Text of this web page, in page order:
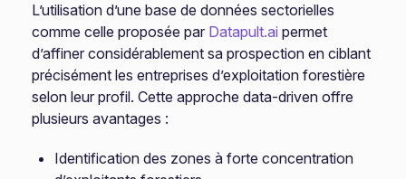
L’utilisation d’une base de données sectorielles
comme celle proposée par Datapult.ai permet
d’affiner considérablement sa prospection en ciblant
précisément les entreprises d’exploitation forestière
selon leur profil. Cette approche data-driven offre
plusieurs avantages :
Identification des zones à forte concentration